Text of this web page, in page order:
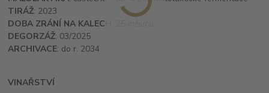
TIRÁŽ: 2023
DOBA ZRÁNÍ NA KALECH
DEGORZÁŽ: 03/2025
ARCHIVACE: do r. 2034
VINAŘSTVÍ